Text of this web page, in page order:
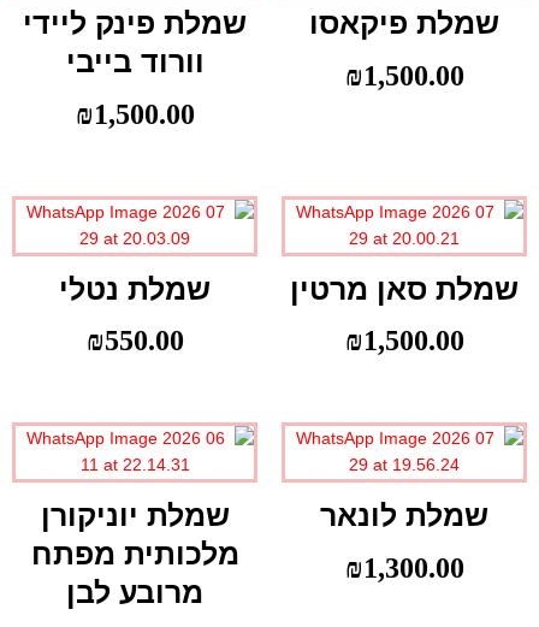
שמלת פיקאסו
₪1,500.00
שמלת פינק ליידי
וורוד בייבי
₪1,500.00
שמלת סאן מרטין
₪1,500.00
שמלת נטלי
₪550.00
שמלת לונאר
₪1,300.00
שמלת יוניקורן
מלכותית מפתח
מרובע לבן